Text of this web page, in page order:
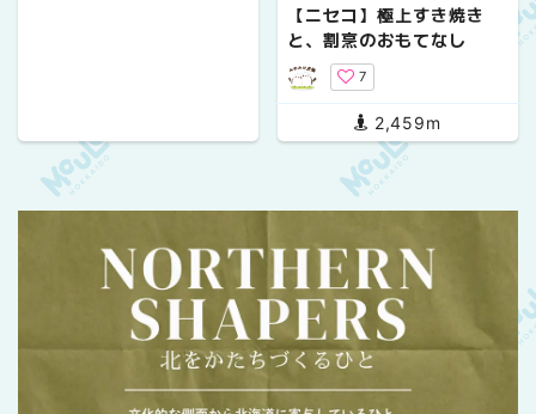
【ニセコ】極上すき焼き
と、割烹のおもてなし
7
2,459m